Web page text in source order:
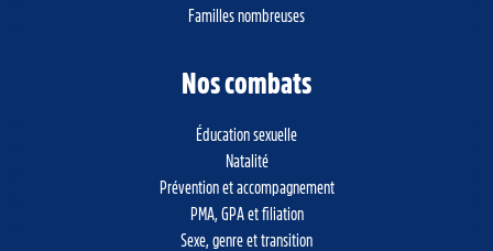
Familles nombreuses
Nos combats
Éducation sexuelle
Natalité
Prévention et accompagnement
PMA, GPA et filiation
Sexe, genre et transition